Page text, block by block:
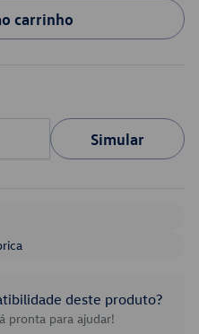
carrinho
Simular
deste produto?
pronta para ajudar!